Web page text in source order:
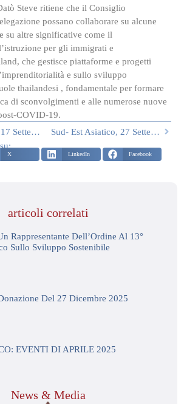
Steve ritiene che il Consiglio
possano collaborare su alcune
su altre significative come il
per gli immigrati e
che gestisce piattaforme e progetti
e sullo sviluppo
thailandesi , fondamentale per formare
di sconvolgimenti e alle numerose nuove
COVID-19.
Sud-Est Asiatico: 17 Settembre, Ambasciata D’Italia A Bangkok
Sud- Est Asiatico, 27 Settembre
X LinkedIn Facebook
articoli correlati
Rappresentante Dell’Ordine Al 13°
Sullo Sviluppo Sostenibile
Del 27 Dicembre 2025
EVENTI DI APRILE 2025
News & Media